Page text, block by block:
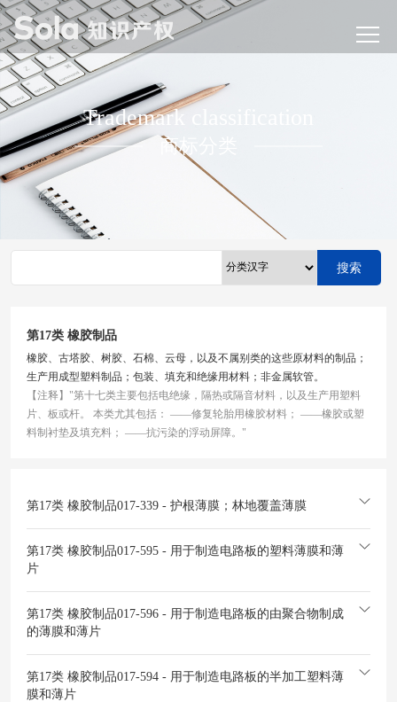
Trademark classification
商标分类
搜索
第17类 橡胶制品
橡胶、古塔胶、树胶、石棉、云母，以及不属别类的这些原材料的制品；
生产用成型塑料制品；包装、填充和绝缘用材料；非金属软管。
【注释】"第十七类主要包括电绝缘，隔热或隔音材料，以及生产用塑料
片、板或杆。 本类尤其包括： ——修复轮胎用橡胶材料； ——橡胶或塑
料制衬垫及填充料； ——抗污染的浮动屏障。"
第17类 橡胶制品017-339 - 护根薄膜；林地覆盖薄膜
第17类 橡胶制品017-595 - 用于制造电路板的塑料薄膜和薄
片
第17类 橡胶制品017-596 - 用于制造电路板的由聚合物制成
的薄膜和薄片
第17类 橡胶制品017-594 - 用于制造电路板的半加工塑料薄
膜和薄片